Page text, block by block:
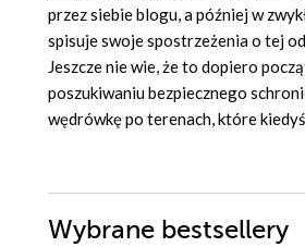
przez siebie blogu, a później w
spisuje swoje spostrzeżenia o tej
Jeszcze nie wie, że to dopiero
poszukiwaniu bezpiecznego
wędrówkę po terenach, które
Wybrane bestsellery